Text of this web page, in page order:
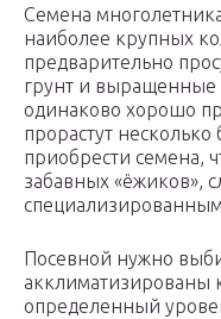
Семена
наиболее крупных
предварительно
грунт и выращенные
одинаково хорошо
прорастут
приобрести семена,
забавных «ёжиков»,
Посевной нужно
акклиматизированы
определенный